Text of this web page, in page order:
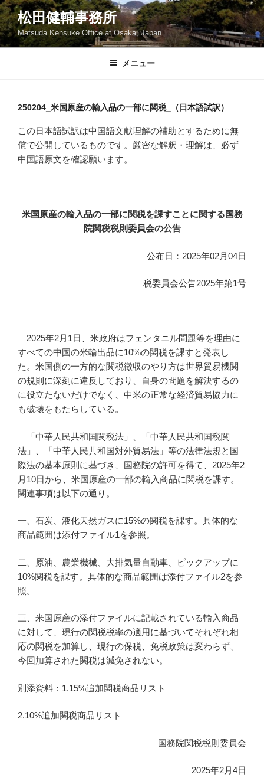
コ
ン
テ
ン
松田健輔事務所
Matsuda Kensuke Office at Osaka, Japan
メニュー
250204_米国原産の輸入品の一部に関税_（日本語試訳）
この日本語試訳は中国語文献理解の補助とするために無
償で公開しているものです。厳密な解釈・理解は、必ず
中国語原文を確認願います。
米国原産の輸入品の一部に関税を課すことに関する国務
院関税税則委員会の公告
公布日：2025年02月04日
税委員会公告2025年第1号
2025年2月1日、米政府はフェンタニル問題等を理由に
すべての中国の米輸出品に10%の関税を課すと発表し
た。米国側の一方的な関税徴収のやり方は世界貿易機関
の規則に深刻に違反しており、自身の問題を解決するの
に役立たないだけでなく、中米の正常な経済貿易協力に
も破壊をもたらしている。
「中華人民共和国関税法」、「中華人民共和国税関
法」、「中華人民共和国対外貿易法」等の法律法規と国
際法の基本原則に基づき、国務院の許可を得て、2025年2
月10日から、米国原産の一部の輸入商品に関税を課す。
関連事項は以下の通り。
一、石炭、液化天然ガスに15%の関税を課す。具体的な
商品範囲は添付ファイル1を参照。
二、原油、農業機械、大排気量自動車、ピックアップに
10%関税を課す。具体的な商品範囲は添付ファイル2を参
照。
三、米国原産の添付ファイルに記載されている輸入商品
に対して、現行の関税税率の適用に基づいてそれぞれ相
応の関税を加算し、現行の保税、免税政策は変わらず、
今回加算された関税は減免されない。
別添資料：1.15%追加関税商品リスト
2.10%追加関税商品リスト
国務院関税税則委員会
2025年2月4日